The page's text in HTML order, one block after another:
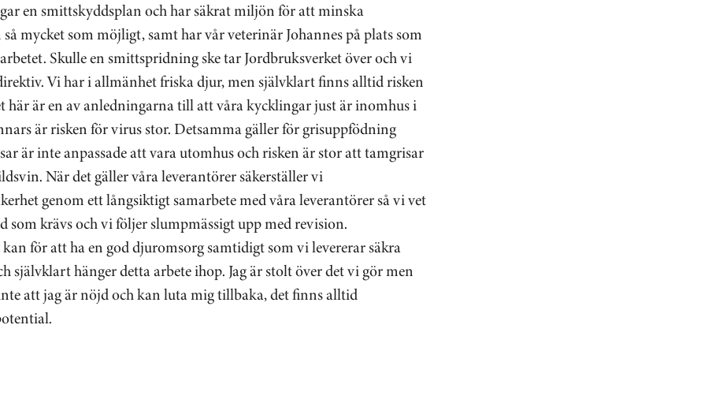
en smittskyddsplan och har säkrat miljön för att minska
mycket som möjligt, samt har vår veterinär Johannes på plats som
Skulle en smittspridning ske tar Jordbruksverket över och vi
Vi har i allmänhet friska djur, men självklart finns alltid risken
här är en av anledningarna till att våra kycklingar just är inomhus i
är risken för virus stor. Detsamma gäller för grisuppfödning
är inte anpassade att vara utomhus och risken är stor att tamgrisar
När det gäller våra leverantörer säkerställer vi
genom ett långsiktigt samarbete med våra leverantörer så vi vet
som krävs och vi följer slumpmässigt upp med revision.
för att ha en god djuromsorg samtidigt som vi levererar säkra
självklart hänger detta arbete ihop. Jag är stolt över det vi gör men
att jag är nöjd och kan luta mig tillbaka, det finns alltid